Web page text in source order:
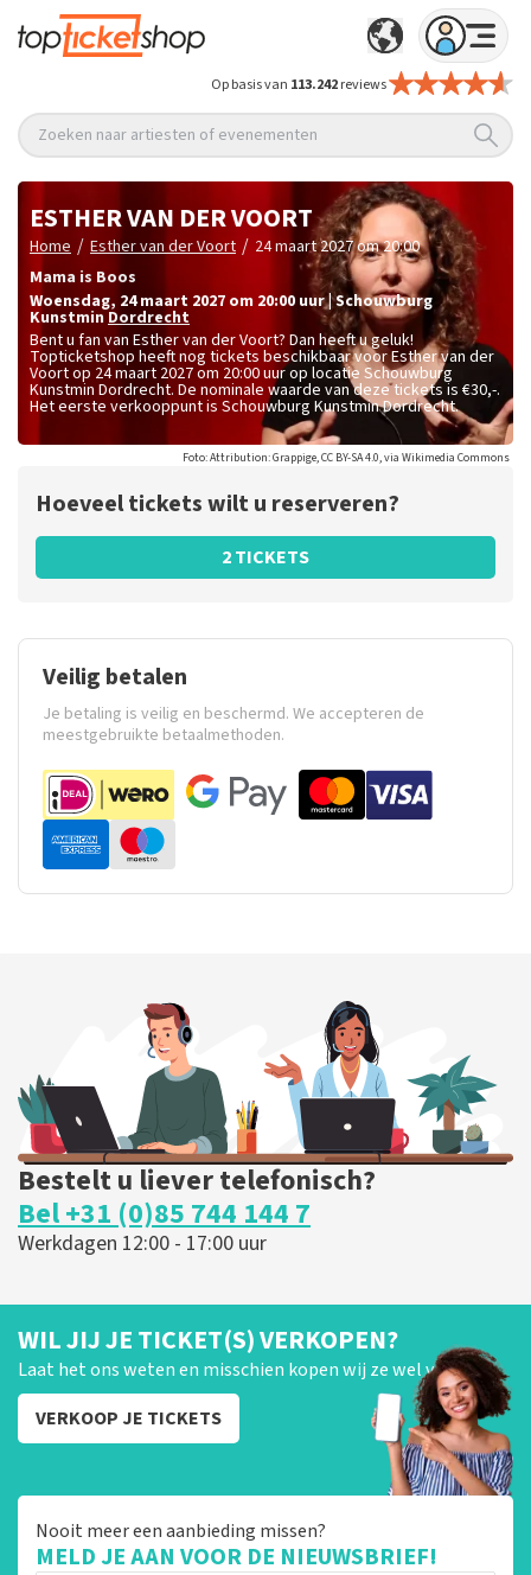
Op basis van 113.242reviews
Zoeken naar artiesten of evenementen
ESTHER VAN DER VOORT
Home / Esther van der Voort / 24 maart 2027 om 20:00
Mama is Boos
woensdag, 24 maart 2027 om 20:00 uur|Schouwburg
Kunstmin Dordrecht
Bent u fan van Esther van der Voort? Dan heeft u geluk!
Topticketshop heeft nog tickets beschikbaar voor Esther van der
Voort op 24 maart 2027 om 20:00 uur op locatie Schouwburg
Kunstmin Dordrecht. De nominale waarde van deze tickets is €30,-.
Het eerste verkooppunt is Schouwburg Kunstmin Dordrecht.
Foto: Attribution: Grappige, CC BY-SA 4.0, via Wikimedia Commons
Hoeveel tickets wilt u reserveren?
2 TICKETS
Veilig betalen
Je betaling is veilig en beschermd. We accepteren de
meestgebruikte betaalmethoden.
Bestelt u liever telefonisch?
Bel +31 (0)85 744 144 7
Werkdagen 12:00 - 17:00 uur
WIL JIJ JE TICKET(S) VERKOPEN?
Laat het ons weten en misschien kopen wij ze wel van je!
VERKOOP JE TICKETS
Nooit meer een aanbieding missen?
MELD JE AAN VOOR DE NIEUWSBRIEF!